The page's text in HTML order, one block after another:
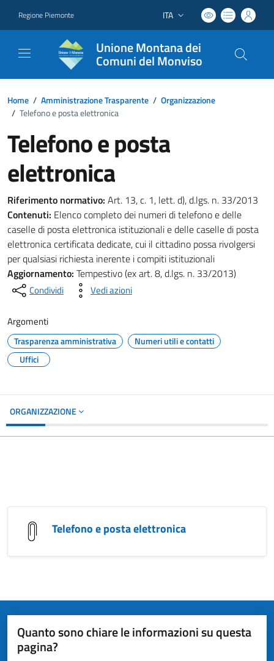
Regione Piemonte Lingua attiva:
ITA
Unione Montana dei
Comuni del Monviso
Home / Amministrazione Trasparente / Organizzazione
/ Telefono e posta elettronica
Telefono e posta
elettronica
Riferimento normativo: Art. 13, c. 1, lett. d), d.lgs. n. 33/2013
Contenuti: Elenco completo dei numeri di telefono e delle
caselle di posta elettronica istituzionali e delle caselle di posta
elettronica certificata dedicate, cui il cittadino possa rivolgersi
per qualsiasi richiesta inerente i compiti istituzionali
Aggiornamento: Tempestivo (ex art. 8, d.lgs. n. 33/2013)
Condividi Vedi azioni
Argomenti
Trasparenza amministrativa
Numeri utili e contatti
Uffici
ORGANIZZAZIONE
Telefono e posta elettronica
Quanto sono chiare le informazioni su questa
pagina?